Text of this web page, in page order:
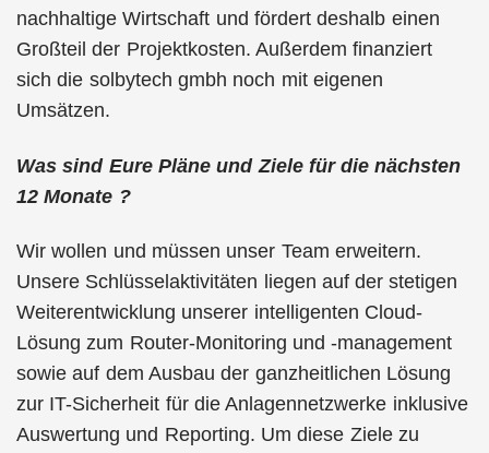
nachhaltige Wirtschaft und fördert deshalb einen
Großteil der Projektkosten. Außerdem finanziert
sich die solbytech gmbh noch mit eigenen
Umsätzen.
Was sind Eure Pläne und Ziele für die nächsten
12 Monate ?
Wir wollen und müssen unser Team erweitern.
Unsere Schlüsselaktivitäten liegen auf der stetigen
Weiterentwicklung unserer intelligenten Cloud-
Lösung zum Router-Monitoring und -management
sowie auf dem Ausbau der ganzheitlichen Lösung
zur IT-Sicherheit für die Anlagennetzwerke inklusive
Auswertung und Reporting. Um diese Ziele zu